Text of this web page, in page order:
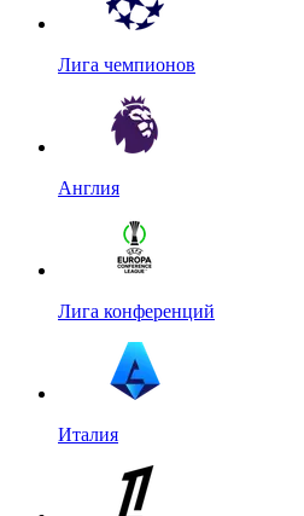
Лига чемпионов
Англия
Лига конференций
Италия